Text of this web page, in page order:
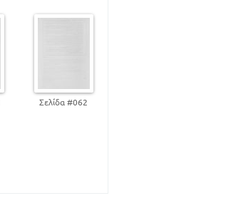
265
298
Σελίδα #062